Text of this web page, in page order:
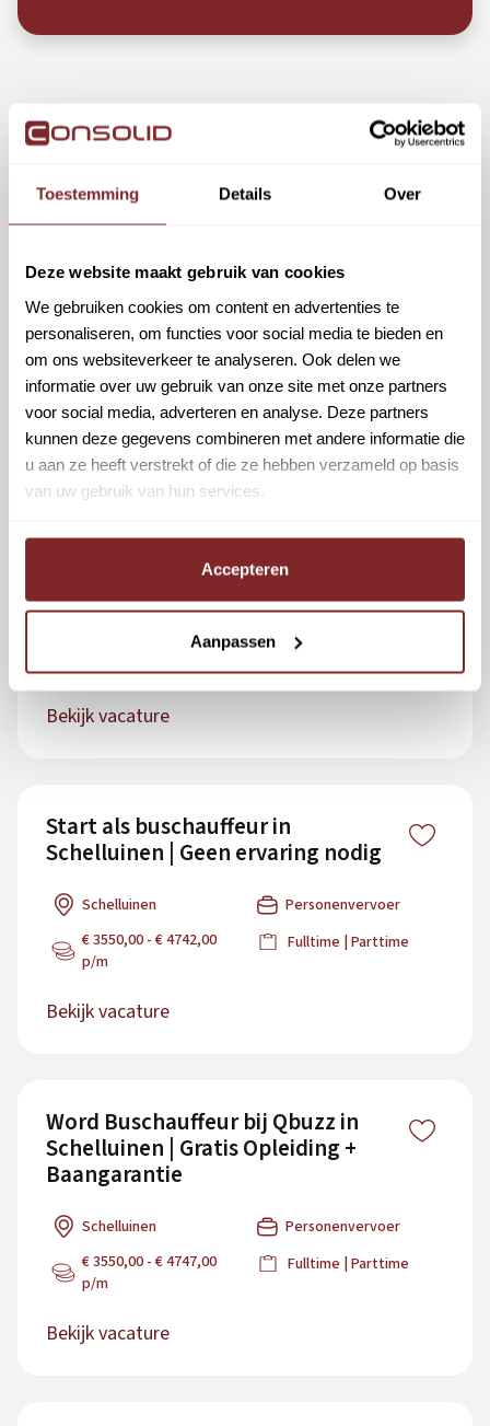
Toestemming Details Over
Deze website maakt gebruik van cookies
We gebruiken cookies om content en advertenties te
personaliseren, om functies voor social media te bieden en
om ons websiteverkeer te analyseren. Ook delen we
informatie over uw gebruik van onze site met onze partners
voor social media, adverteren en analyse. Deze partners
kunnen deze gegevens combineren met andere informatie die
u aan ze heeft verstrekt of die ze hebben verzameld op basis
van uw gebruik van hun services.
Accepteren
Aanpassen
Omscholen tot Buschauffeur bij
Qbuzz in Alblasserdam | Geen
Ervaring Nodig
€ 3550,00 - € 4742,00
p/m
Fulltime | Parttime
Bekijk vacature
Omscholen tot Buschauffeur in
Alblasserdam | Gratis Opleiding |
Alblasserdam
Personenvervoer
€ 3550,00 - € 4742,00
p/m
Fulltime | Parttime
Bekijk vacature
Start als buschauffeur in
Schelluinen | Geen ervaring nodig
Schelluinen
Personenvervoer
€ 3550,00 - € 4742,00
p/m
Fulltime | Parttime
Bekijk vacature
Word Buschauffeur bij Qbuzz in
Schelluinen | Gratis Opleiding +
Baangarantie
Schelluinen
Personenvervoer
€ 3550,00 - € 4747,00
p/m
Fulltime | Parttime
Bekijk vacature